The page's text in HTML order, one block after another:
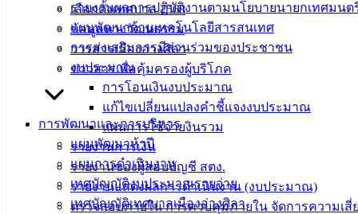
รายงานผลการปฏิบัติงานตามนโยบายนายกเทศมนต
แผนพัฒนาด้านเทคโนโลยีสารสนเทศ
การส่งเสริมการมีส่วนร่วมของประชาชน
งบประมาณ
การโอนเงินงบประมาณ
แก้ไขเปลี่ยนแปลงคำชี้แจงงบประมาณ
แผนการใช้จ่ายงินรวม
รายงานการเงิน
รายงานของผู้สอบบัญชี สตง.
รายงานแสดงผลการดำเนินงาน (งบประมาณ)
ตรวจสอบภายใน การควบคุมภายใน จัดการความเสี่
เลือกตั้งเทศบาล 2568
ข้อมูลทางวัฒนธรรม
วารสารเมืองอ่างศิลา
ข่าวสารเพื่อคุ้มครองผู้บริโภค
การพัฒนาและการบริหาร
แผนพัฒนาห้าปี
แผนการดำเนินงาน
เทศบัญญัติงบประมาณรายจ่าย
เทศบัญญัติเทศบาลเมืองอ่างศิลา
ดาวน์โหลดแบบฟอร์ม, เอกสาร
คู่มือสำหรับประชาชน/คู่มือการปฏิบัติงาน
ข่าวสารน่ารู้
ศุนย์ข้อมูลข่าวสารอิเล็กทรอนิกส์
องค์ความรู้ (Knowledge Management)
ติดต่อเทศบาล
สายตรงนายก
ประวัติเทศบาล